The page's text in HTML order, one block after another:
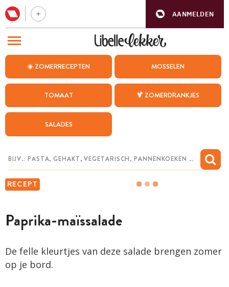
AANMELDEN
☀️ ZOMERRECEPTEN MOSSELEN
TOMAAT 🍹 ZOMERDRANKJES
SALADES
RECEPT
Paprika-maïssalade
De felle kleurtjes van deze salade brengen zomer
op je bord.
BEZOEK ONZE ANDERE WEBSITES
WEEKMENU
CHAT MET MAIA
MIJN BEWAARDE RECEPTEN